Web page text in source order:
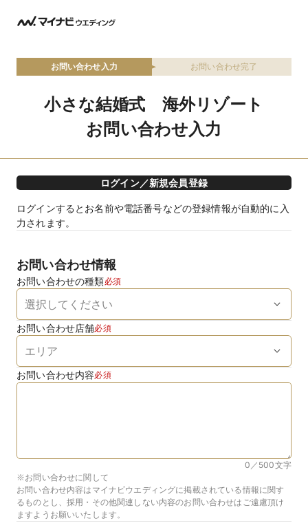
お問い合わせ入力 お問い合わせ完了
小さな結婚式 海外リゾート
お問い合わせ入力
ログイン／新規会員登録
ログインするとお名前や電話番号などの登録情報が自動的に入
力されます。
お問い合わせ情報
お問い合わせの種類必須
お問い合わせ店舗必須
お問い合わせ内容必須
0／500文字
※お問い合わせに関して
お問い合わせ内容はマイナビウエディングに掲載されている情報に関す
るものとし、採用・その他関連しない内容のお問い合わせはご遠慮頂け
ますようお願いいたします。